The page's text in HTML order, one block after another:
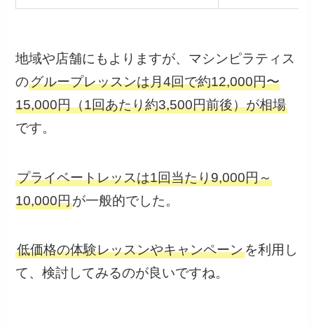
地域や店舗にもよりますが、マシンピラティス
のグループレッスンは月4回で約12,000円〜
15,000円（1回あたり約3,500円前後）が相場
です。
プライベートレッスは1回当たり9,000円～
10,000円が一般的でした。
低価格の体験レッスンやキャンペーンを利用し
て、検討してみるのが良いですね。